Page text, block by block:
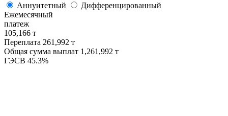
Аннуитетный
Дифференцированный
Ежемесячный
платеж
105,166 т
Переплата 261,992 т
Общая сумма выплат 1,261,992 т
ГЭСВ 45.3%